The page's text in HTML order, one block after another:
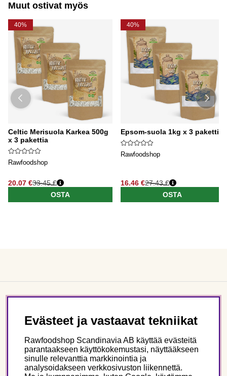
Muut ostivat myös
40%
Celtic Merisuola Karkea 500g
x 3 pakettia
Rawfoodshop
20.07 €33.45 €
OSTA
40%
Epsom-suola 1kg x 3 pakettia
Rawfoodshop
16.46 €27.43 €
OSTA
Seuraa meitä
Evästeet ja vastaavat tekniikat
Rawfoodshop Scandinavia AB käyttää evästeitä
parantaakseen käyttökokemustasi, näyttääkseen
sinulle relevanttia markkinointia ja
analysoidakseen verkkosivuston liikennettä.